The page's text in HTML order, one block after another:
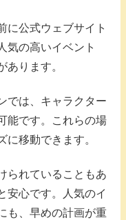
に公式ウェブサイト
気の高いイベント
あります。
では、キャラクター
能です。これらの場
に移動できます。
られていることもあ
安心です。人気のイ
も、早めの計画が重